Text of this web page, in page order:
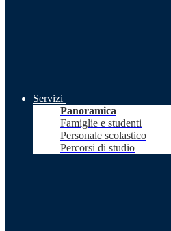
Servizi
Panoramica
Famiglie e studenti
Personale scolastico
Percorsi di studio